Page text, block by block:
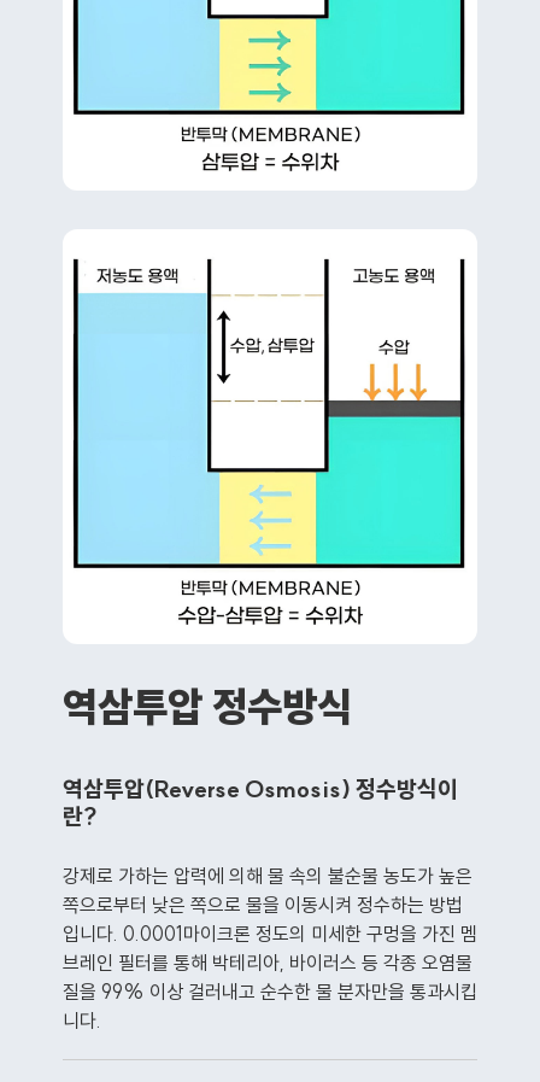
역삼투압 정수방식
역삼투압(Reverse Osmosis) 정수방식이
란?
강제로 가하는 압력에 의해 물 속의 불순물 농도가 높은
쪽으로부터 낮은 쪽으로 물을 이동시켜 정수하는 방법
입니다. 0.0001마이크론 정도의 미세한 구멍을 가진 멤
브레인 필터를 통해 박테리아, 바이러스 등 각종 오염물
질을 99% 이상 걸러내고 순수한 물 분자만을 통과시킵
니다.